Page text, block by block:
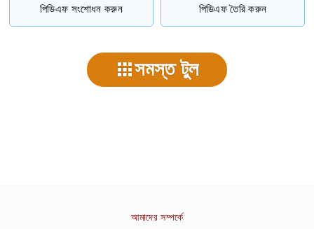
পিডিএফ সংশোধন করুন পিডিএফ তৈরি করুন
সমস্ত টুল
আমাদের সম্পর্কে